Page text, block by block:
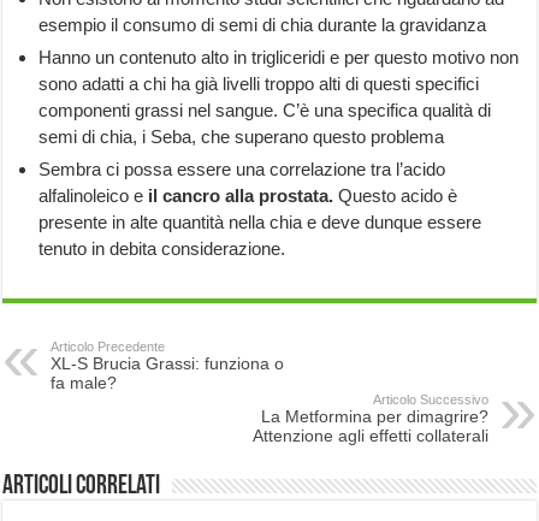
esempio il consumo di semi di chia durante la gravidanza
Hanno un contenuto alto in trigliceridi e per questo motivo non
sono adatti a chi ha già livelli troppo alti di questi specifici
componenti grassi nel sangue. C’è una specifica qualità di
semi di chia, i Seba, che superano questo problema
Sembra ci possa essere una correlazione tra l’acido
alfalinoleico e il cancro alla prostata.Questo acido è
presente in alte quantità nella chia e deve dunque essere
tenuto in debita considerazione.
Articolo Precedente
XL-S Brucia Grassi: funziona o
fa male?
Articolo Successivo
La Metformina per dimagrire?
Attenzione agli effetti collaterali
Articoli correlati